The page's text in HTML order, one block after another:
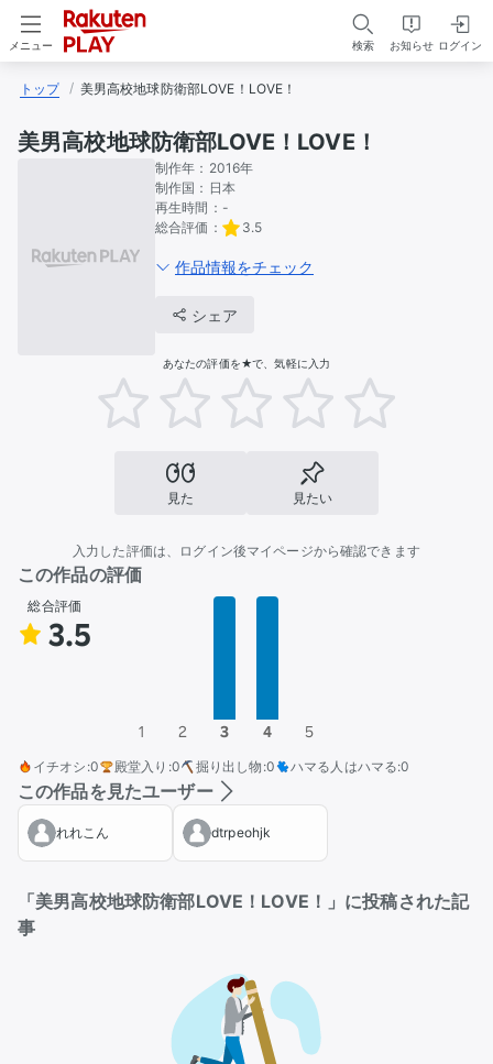
メニュー 検索 お知らせ ログイン
トップ 美男高校地球防衛部LOVE！LOVE！
美男高校地球防衛部LOVE！LOVE！
制作年： 2016年
制作国： 日本
再生時間： -
総合評価：
3.5
作品情報をチェック
シェア
あなたの評価を★で、気軽に入力
見た 見たい
入力した評価は、ログイン後マイページから確認できます
この作品の評価
総合評価
3.5
1 2 3 4 5
イチオシ :0 殿堂入り :0 掘り出し物 :0 ハマる人はハマる:0
この作品を見たユーザー
れれこん dtrpeohjk
「美男高校地球防衛部LOVE！LOVE！」に投稿された記
事